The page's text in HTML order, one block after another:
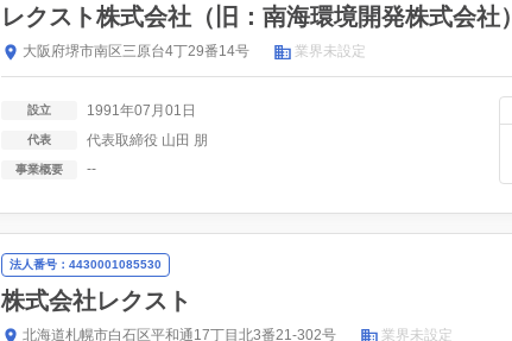
レクスト株式会社（旧：南海環境開発株式会社）
大阪府堺市南区三原台4丁29番14号 業界未設定
設立 1991年07月01日
代表 代表取締役 山田 朋
事業概要 --
法人番号：4430001085530
株式会社レクスト
北海道札幌市白石区平和通17丁目北3番21-302号 業界未設定